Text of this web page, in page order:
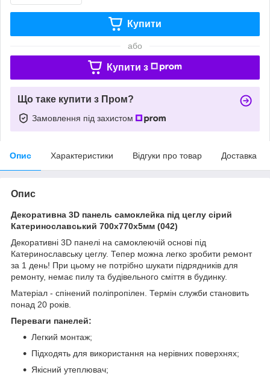
Купити
або
Купити з
Що таке купити з Пром?
Замовлення під захистом
Опис Характеристики Відгуки про товар Доставка
Опис
Декоративна 3D панель самоклейка під цеглу сірий
Катеринославський 700х770х5мм (042)
Декоративні 3D панелі на самоклеючій основі під
Катеринославську цеглу. Тепер можна легко зробити ремонт
за 1 день! При цьому не потрібно шукати підрядників для
ремонту, немає пилу та будівельного сміття в будинку.
Матеріал - спінений поліпропілен. Термін служби становить
понад 20 років.
Переваги панелей:
Легкий монтаж;
Підходять для використання на нерівних поверхнях;
Якісний утеплювач;